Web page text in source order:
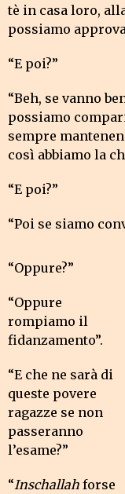
tè in casa loro,
possiamo
“E poi?”
“Beh, se vanno
possiamo
sempre
così abbiamo la
“E poi?”
“Poi se siamo
“Oppure?”
“Oppure
rompiamo il
fidanzamento”.
“E che ne sarà di
queste povere
ragazze se non
passeranno
l’esame?”
“Inschallah forse